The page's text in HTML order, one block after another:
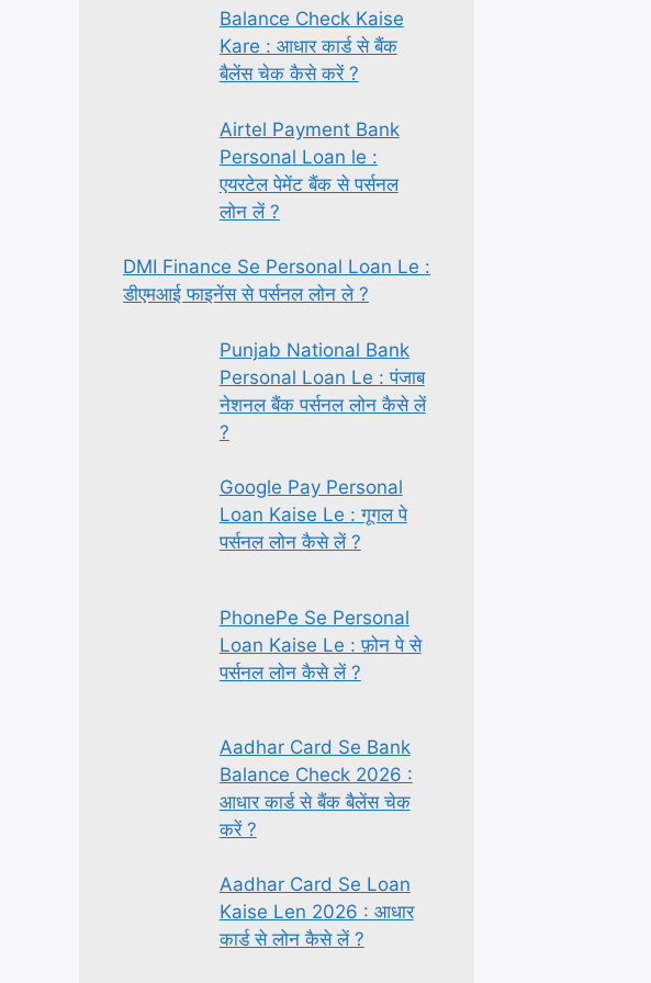
Balance Check Kaise
Kare : आधार कार्ड से बैंक
बैलेंस चेक कैसे करें ?
Airtel Payment Bank
Personal Loan le :
एयरटेल पेमेंट बैंक से पर्सनल
लोन लें ?
DMI Finance Se Personal Loan Le :
डीएमआई फाइनेंस से पर्सनल लोन ले ?
Punjab National Bank
Personal Loan Le : पंजाब
नेशनल बैंक पर्सनल लोन कैसे लें
?
Google Pay Personal
Loan Kaise Le : गूगल पे
पर्सनल लोन कैसे लें ?
PhonePe Se Personal
Loan Kaise Le : फ़ोन पे से
पर्सनल लोन कैसे लें ?
Aadhar Card Se Bank
Balance Check 2026 :
आधार कार्ड से बैंक बैलेंस चेक
करें ?
Aadhar Card Se Loan
Kaise Len 2026 : आधार
कार्ड से लोन कैसे लें ?